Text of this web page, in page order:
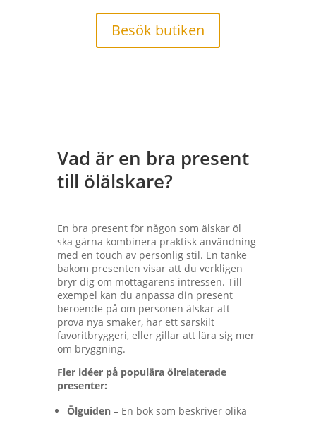
Besök butiken
Vad är en bra present
till ölälskare?
En bra present för någon som älskar öl
ska gärna kombinera praktisk användning
med en touch av personlig stil. En tanke
bakom presenten visar att du verkligen
bryr dig om mottagarens intressen. Till
exempel kan du anpassa din present
beroende på om personen älskar att
prova nya smaker, har ett särskilt
favoritbryggeri, eller gillar att lära sig mer
om bryggning.
Fler idéer på populära ölrelaterade
presenter:
Ölguiden– En bok som beskriver olika